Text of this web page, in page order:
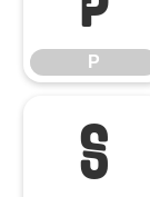
P
S